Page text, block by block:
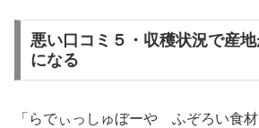
悪い口コミ５・収穫状況で産
になる
「らでぃっしゅぼーや ふぞろい食